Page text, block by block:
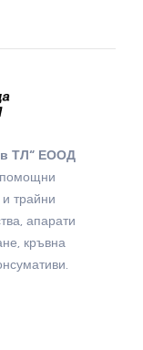
ТЛ“ ЕООД
помощни
трайни
апарати
кръвна